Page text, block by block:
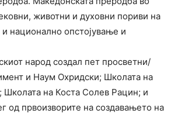
животни и духовни пориви на
национално опстојување и
народ создал пет просветни/
и Наум Охридски; Школата на
на Коста Солев Рацин; и
од првоизворите на создавањето на